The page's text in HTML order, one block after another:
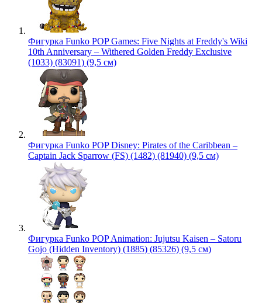
Фигурка Funko POP Games: Five Nights at Freddy's Wiki
10th Anniversary – Withered Golden Freddy Exclusive
(1033) (83091) (9,5 см)
Фигурка Funko POP Disney: Pirates of the Caribbean –
Captain Jack Sparrow (FS) (1482) (81940) (9,5 см)
Фигурка Funko POP Animation: Jujutsu Kaisen – Satoru
Gojo (Hidden Inventory) (1885) (85326) (9,5 см)